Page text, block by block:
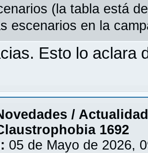
(la tabla está
escenarios en la
Esto lo aclara
/ Actualidad
1692
05 de Mayo de 2026,